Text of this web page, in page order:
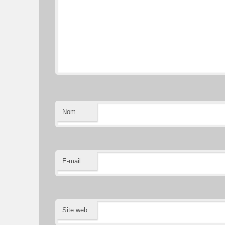
Nom
E-mail
Site web